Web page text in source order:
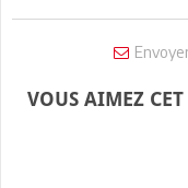
VOUS AIMEZ CET